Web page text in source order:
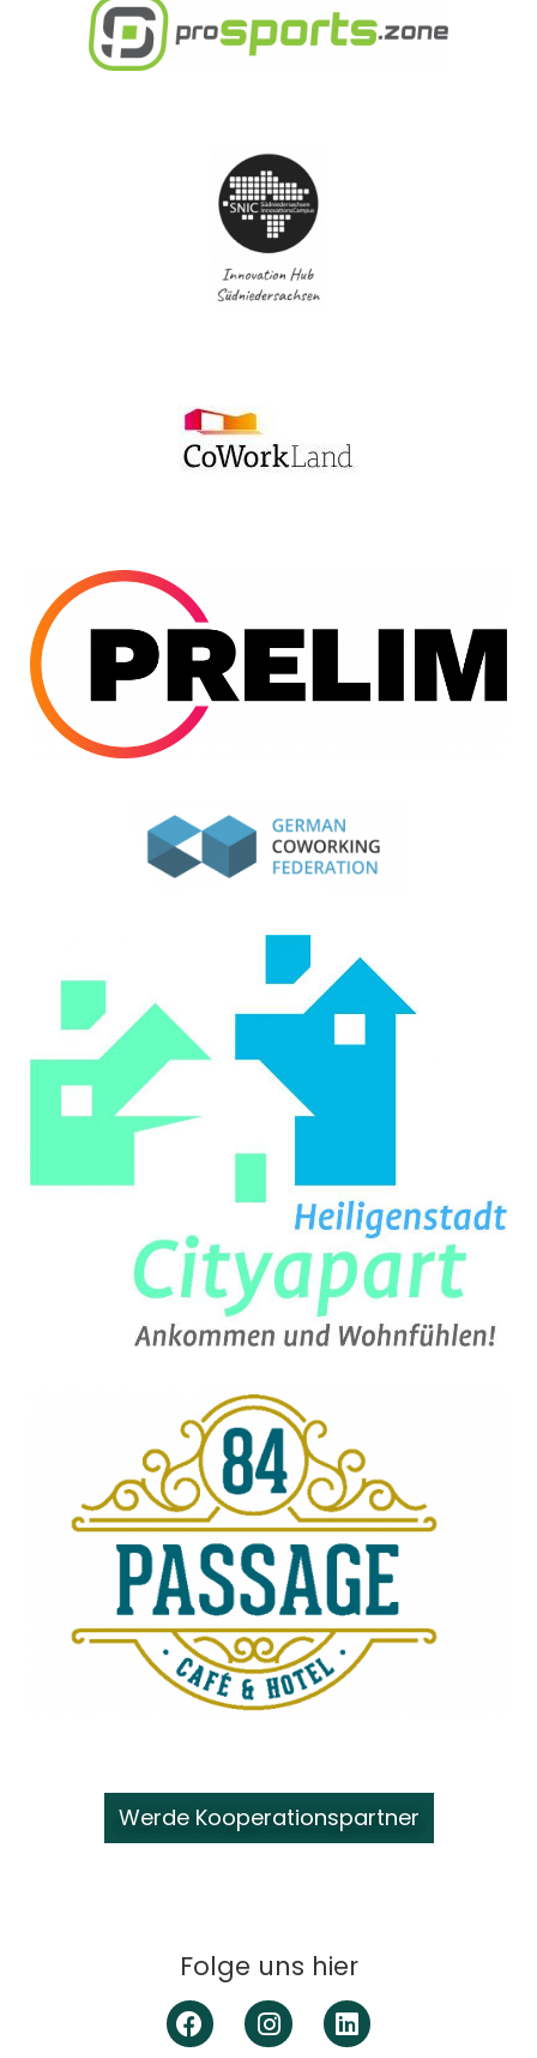
Werde Kooperationspartner
Folge uns hier